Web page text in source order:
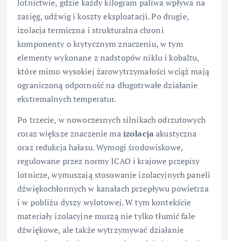
lotnictwie, gdzie każdy kilogram paliwa wpływa na
zasięg, udźwig i koszty eksploatacji. Po drugie,
izolacja termiczna i strukturalna chroni
komponenty o krytycznym znaczeniu, w tym
elementy wykonane z nadstopów niklu i kobaltu,
które mimo wysokiej żarowytrzymałości wciąż mają
ograniczoną odporność na długotrwałe działanie
ekstremalnych temperatur.
Po trzecie, w nowoczesnych silnikach odrzutowych
coraz większe znaczenie maizolacjaakustyczna
oraz redukcja hałasu. Wymogi środowiskowe,
regulowane przez normy ICAO i krajowe przepisy
lotnicze, wymuszają stosowanie izolacyjnych paneli
dźwiękochłonnych w kanałach przepływu powietrza
i w pobliżu dyszy wylotowej. W tym kontekście
materiały izolacyjne muszą nie tylko tłumić fale
dźwiękowe, ale także wytrzymywać działanie